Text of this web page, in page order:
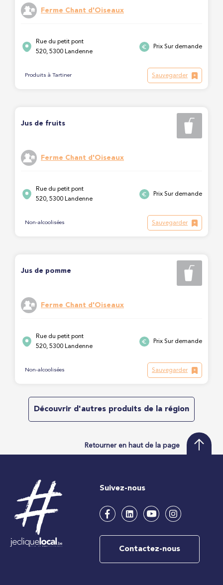
Ferme Chant d'Oiseaux
Rue du petit pont
520, 5300 Landenne
Prix Sur demande
Produits à Tartiner Sauvegarder
Jus de fruits
Ferme Chant d'Oiseaux
Rue du petit pont
520, 5300 Landenne
Prix Sur demande
Non-alcoolisées Sauvegarder
Jus de pomme
Ferme Chant d'Oiseaux
Rue du petit pont
520, 5300 Landenne
Prix Sur demande
Non-alcoolisées Sauvegarder
Découvrir d'autres produits de la région
Retourner en haut de la page
Suivez-nous
Contactez-nous